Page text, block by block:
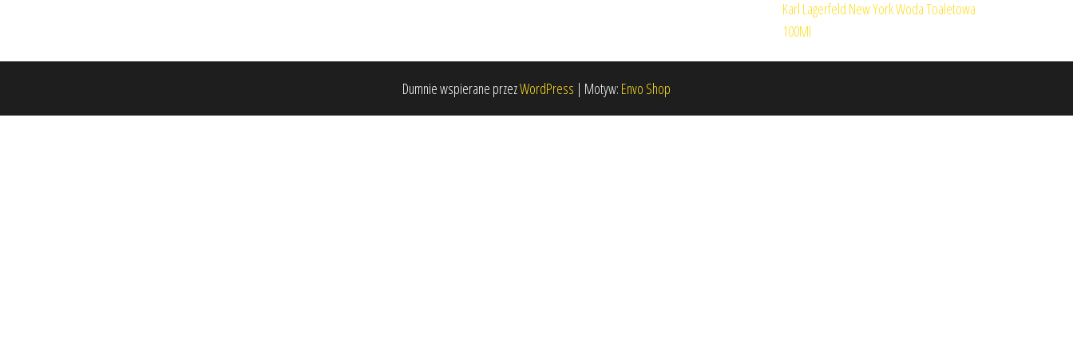
Karl Lagerfeld New York Woda Toaletowa
100Ml
Dumnie wspierane przezWordPress | Motyw: Envo Shop